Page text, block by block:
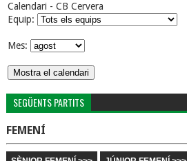
Calendari - CB Cervera
Equip:
Mes:
SEGÜENTS PARTITS
FEMENÍ